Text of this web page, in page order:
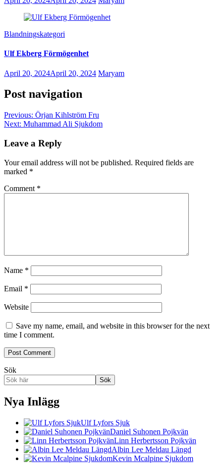
Blandningskategori
Ulf Ekberg Förmögenhet
April 20, 2024April 20, 2024 Maryam
Post navigation
Previous: Örjan Kihlström Fru
Next: Muhammad Ali Sjukdom
Leave a Reply
Your email address will not be published. Required fields are
marked *
Comment *
Name *
Email *
Website
Save my name, email, and website in this browser for the next
time I comment.
Sök
Sök
Nya Inlägg
Ulf Lyfors Sjuk
Daniel Suhonen Pojkvän
Linn Herbertsson Pojkvän
Albin Lee Meldau Längd
Kevin Mcalpine Sjukdom